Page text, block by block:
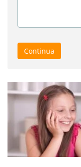
Continua